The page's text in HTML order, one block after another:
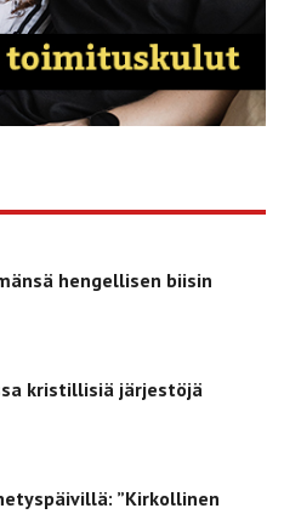
hengellisen biisin
kristillisiä järjestöjä
”Kirkollinen